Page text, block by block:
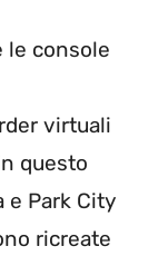
le console
virtuali
questo
e Park City
ricreate